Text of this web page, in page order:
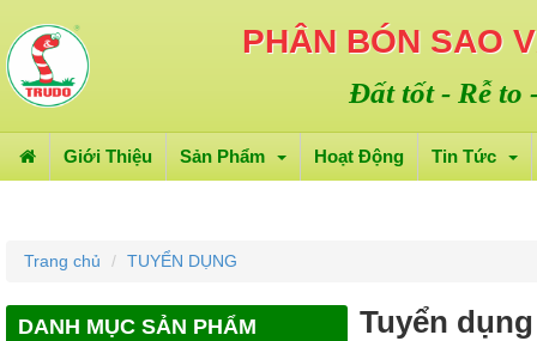
PHÂN BÓN SAO
Đất tốt - Rễ to
Giới Thiệu Sản Phẩm Hoạt Động Tin Tức
Trang chủ TUYỂN DỤNG
Tuyển dụng
DANH MỤC SẢN PHẨM